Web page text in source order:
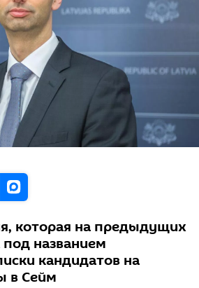
которая на предыдущих
названием
кандидатов на
в Сейм